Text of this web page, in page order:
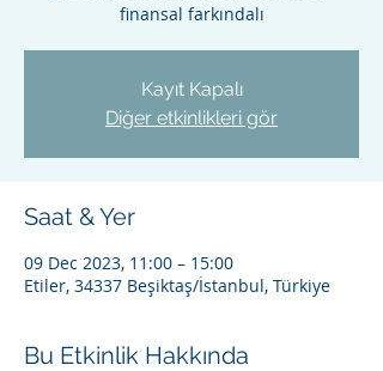
finansal farkındalı
Kayıt Kapalı
Diğer etkinlikleri gör
Saat & Yer
09 Dec 2023, 11:00 – 15:00
Etiler, 34337 Beşiktaş/İstanbul, Türkiye
Bu Etkinlik Hakkında